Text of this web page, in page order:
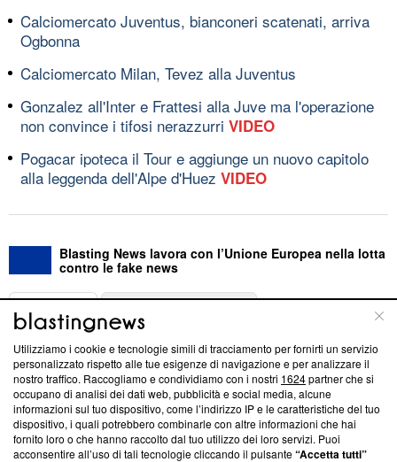
Calciomercato Juventus, bianconeri scatenati, arriva
Ogbonna
Calciomercato Milan, Tevez alla Juventus
Gonzalez all'Inter e Frattesi alla Juve ma l'operazione
non convince i tifosi nerazzurri VIDEO
Pogacar ipoteca il Tour e aggiunge un nuovo capitolo
alla leggenda dell'Alpe d'Huez VIDEO
Blasting News lavora con l’Unione Europea nella lotta
contro le fake news
ABOUT
Questa sezione offre informazioni trasparenti su Blasting
News, sui nostri processi editoriali e su come ci impegniamo a
creare news di qualità. Inoltre, afferma la nostra aderenza a
‘Trust Project - News with Integrity’Blasting News non è
ancora membro del programma, ma ha richiesto di farne
parte; Trust Project non ha ancora effettuato una verifica di
Utilizziamo i cookie e tecnologie simili di tracciamento per fornirti un servizio
personalizzato rispetto alle tue esigenze di navigazione e per analizzare il
nostro traffico. Raccogliamo e condividiamo con i nostri 1624partner che si
occupano di analisi dei dati web, pubblicità e social media, alcune
informazioni sul tuo dispositivo, come l’indirizzo IP e le caratteristiche del tuo
dispositivo, i quali potrebbero combinarle con altre informazioni che hai
fornito loro o che hanno raccolto dal tuo utilizzo dei loro servizi. Puoi
acconsentire all’uso di tali tecnologie cliccando il pulsante“Accetta tutti”